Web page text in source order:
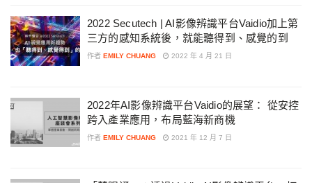
2022 Secutech | AI影像辨識平台Vaidio加上第
三方的感知系統後，就能聽得到、感覺的到
作者 EMILY CHUANG 2022 年 4 月 21 日
2022年AI影像辨識平台Vaidio的展望： 從安控
跨入產業應用，布局藍海新商機
作者 EMILY CHUANG 2021 年 12 月 7 日